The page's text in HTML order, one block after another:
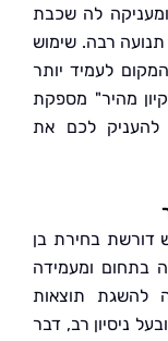
לה שכבת
שימוש
יותר
מספקת
לכם את
בחירת בן
תוצאות
רב, דבר